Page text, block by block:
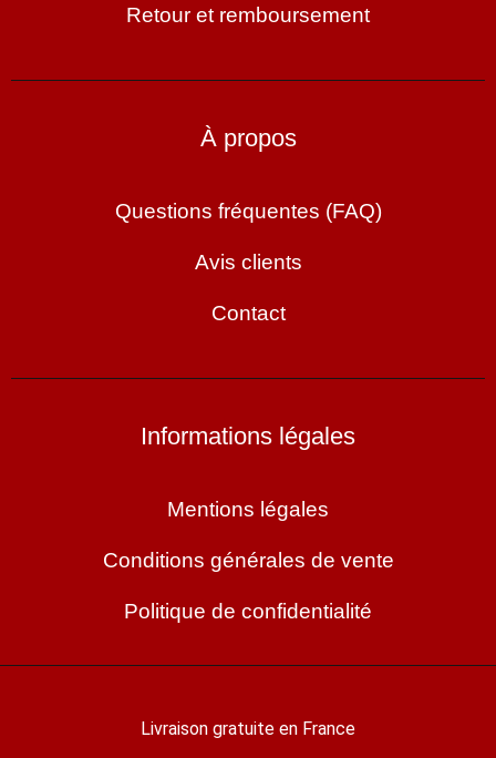
Retour et remboursement
À propos
Questions fréquentes (FAQ)
Avis clients
Contact
Informations légales
Mentions légales
Conditions générales de vente
Politique de confidentialité
Livraison gratuite en France